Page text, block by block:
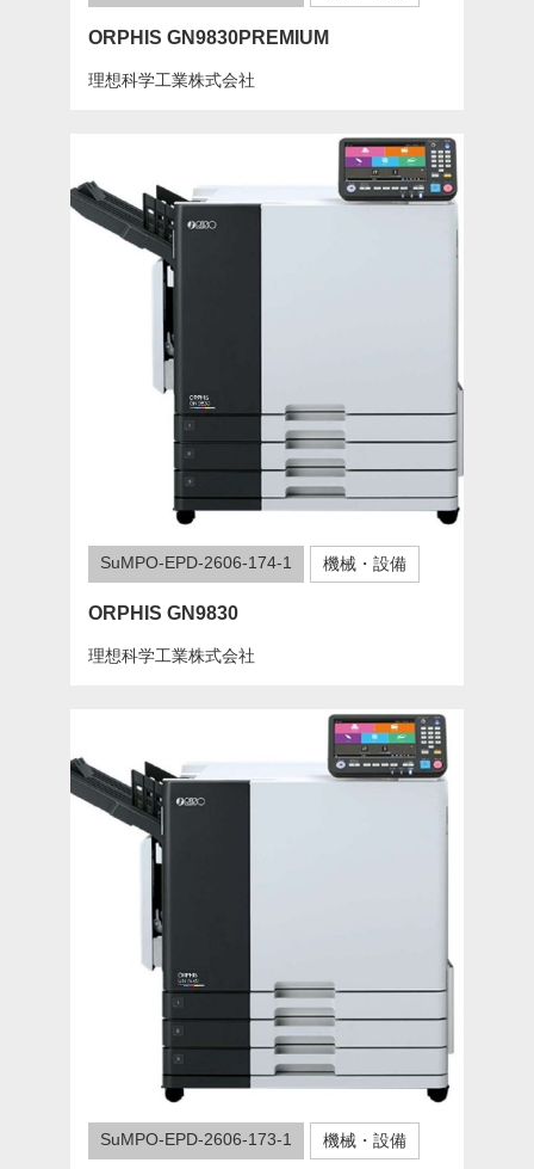
ORPHIS GN9830PREMIUM
理想科学工業株式会社
SuMPO-EPD-2606-174-1 機械・設備
ORPHIS GN9830
理想科学工業株式会社
SuMPO-EPD-2606-173-1 機械・設備